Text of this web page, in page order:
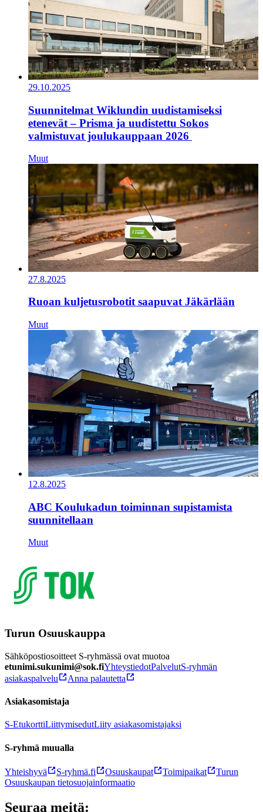
29.10.2025
Suunnitelmat Wiklundin uudistamiseksi
etenevät – Prisma ja uudistettu Sokos
valmistuvat joulukauppaan 2026
Muut
27.8.2025
Ruoan kuljetusrobotit saapuvat Jäkärlään
Muut
12.8.2025
ABC Koulukadun toiminnan supistamista
suunnitellaan
Muut
Turun Osuuskauppa
Sähköpostiosoitteet S-ryhmässä ovat muotoa
etunimi.sukunimi@sok.fiYhteystiedotPalvelutS-ryhmän
asiakaspalvelu
Anna palautetta
Asiakasomistaja
S-EtukorttiLiittymisedutLiity asiakasomistajaksi
S-ryhmä muualla
Yhteishyvä S-ryhmä.fi Osuuskaupat Toimipaikat
Turun
Osuuskaupan tietosuojainformaatio
Seuraa meitä: